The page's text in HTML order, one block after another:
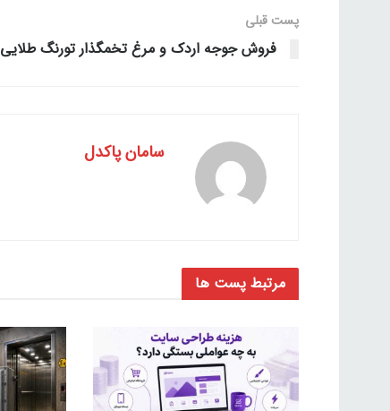
پست قبلی
فروش جوجه اردک و مرغ تخمگذار تورنگ طلایی
سامان پاکدل
مرتبط پست ها